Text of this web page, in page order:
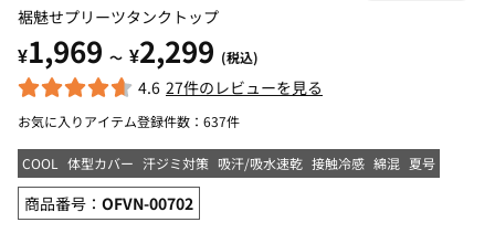
裾魅せプリーツタンクトップ
¥1,969 ～ ¥2,299 (税込)
4.6 27件のレビューを見る
お気に入りアイテム登録件数： 637件
COOL 体型カバー 汗ジミ対策 吸汗/吸水速乾 接触冷感 綿混 夏号
商品番号： OFVN-00702